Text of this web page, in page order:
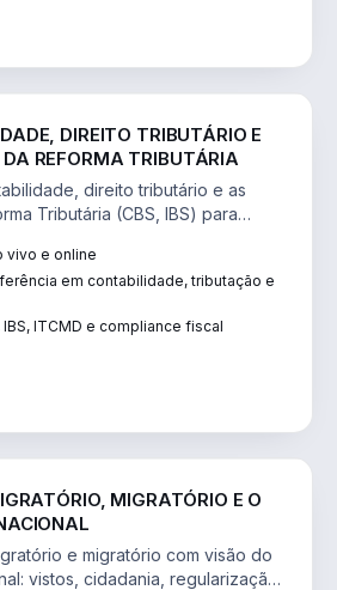
DIREITO TRIBUTÁRIO E
REFORMA TRIBUTÁRIA
direito tributário e as
Tributária (CBS, IBS) para
vivo e online
em contabilidade, tributação e
ITCMD e compliance fiscal
MIGRATÓRIO E O
e migratório com visão do
vistos, cidadania, regularização